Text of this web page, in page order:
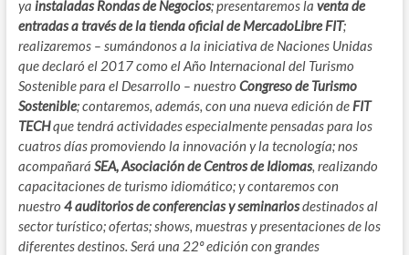
ya instaladas Rondas de Negocios; presentaremos la venta de
entradas a través de la tienda oficial de MercadoLibre FIT;
realizaremos – sumándonos a la iniciativa de Naciones Unidas
que declaró el 2017 como el Año Internacional del Turismo
Sostenible para el Desarrollo – nuestro Congreso de Turismo
Sostenible; contaremos, además, con una nueva edición deFIT
TECHque tendrá actividades especialmente pensadas para los
cuatros días promoviendo la innovación y la tecnología; nos
acompañará SEA, Asociación de Centros de Idiomas, realizando
capacitaciones de turismo idiomático; y contaremos con
nuestro 4 auditorios de conferencias y seminariosdestinados al
sector turístico; ofertas; shows, muestras y presentaciones de los
diferentes destinos. Será una 22º edición con grandes